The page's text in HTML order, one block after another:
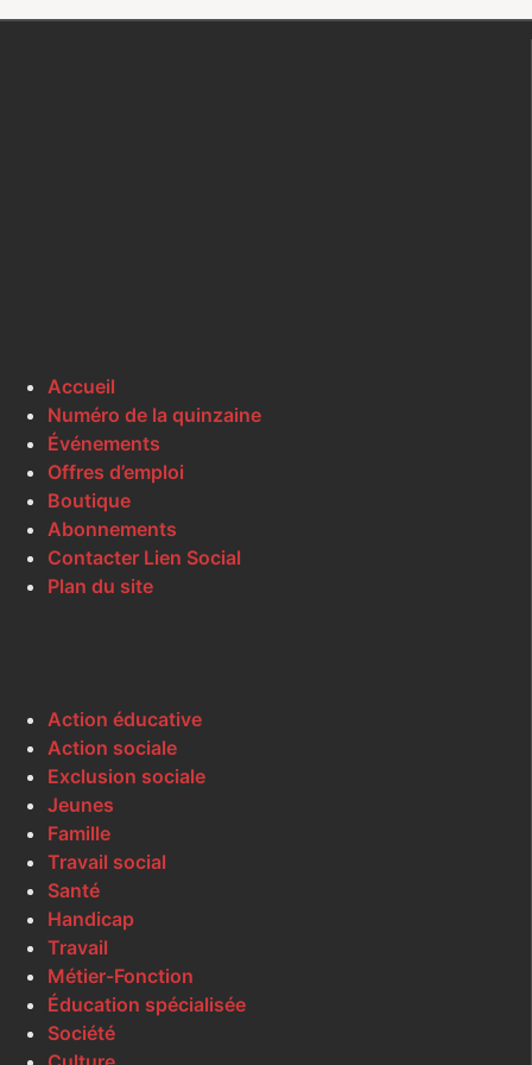
Accueil
Numéro de la quinzaine
Événements
Offres d’emploi
Boutique
Abonnements
Contacter Lien Social
Plan du site
Action éducative
Action sociale
Exclusion sociale
Jeunes
Famille
Travail social
Santé
Handicap
Travail
Métier-Fonction
Éducation spécialisée
Société